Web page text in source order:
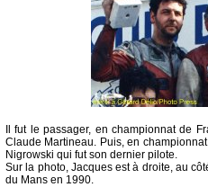
Il fut le passager, en championnat de
Claude Martineau. Puis, en
Nigrowski qui fut son dernier pilote.
Sur la photo, Jacques est à droite, au
du Mans en 1990.